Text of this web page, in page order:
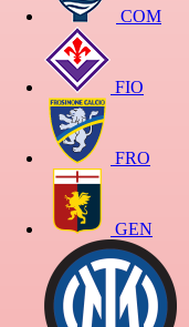
COM
FIO
FRO
GEN